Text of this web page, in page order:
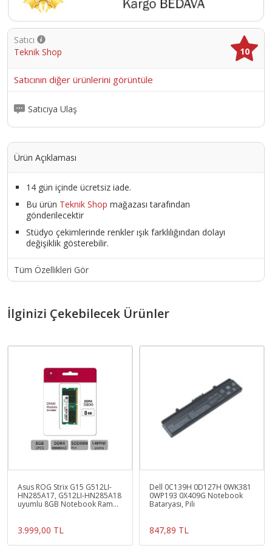
Satıcı
Teknik Shop
10
Satıcının diğer ürünlerini görüntüle
Satıcıya Ulaş
Ürün Açıklaması
14 gün içinde ücretsiz iade.
Bu ürün Teknik Shop mağazası tarafından
gönderilecektir
Stüdyo çekimlerinde renkler ışık farklılığından dolayı
değişiklik gösterebilir.
Tüm Özellikleri Gör
İlginizi Çekebilecek Ürünler
Asus ROG Strix G15 G512LI-
HN285A17, G512LI-HN285A18
uyumlu 8GB Notebook Ram
3.999,00 TL
Dell 0C139H 0D127H 0WK381
0WP193 0X409G Notebook
Bataryası, Pili
847,89 TL